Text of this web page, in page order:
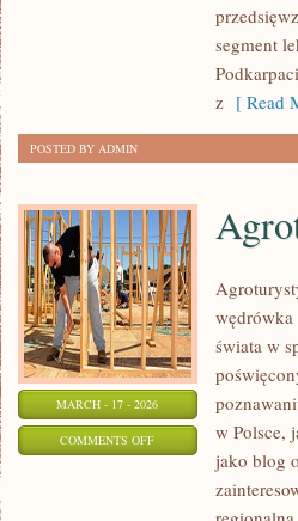
SUBORBITALNEsegment
z [ Read
POSTED BY ADMIN
MARCH - 17 - 2026
COMMENTS OFFON
AGROTURYSTYKA
wędrówka
świata w
w Polsce,
jako blog